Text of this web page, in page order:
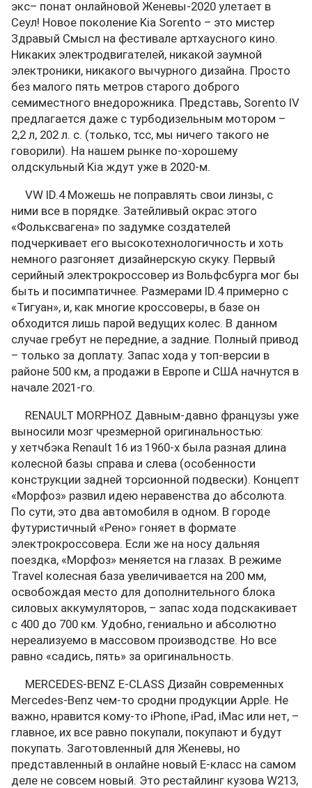
экс– понат онлайновой Женевы-2020 улетает в
Сеул! Новое поколение Kia Sorento – это мистер
Здравый Смысл на фестивале артхаусного кино.
Никаких электродвигателей, никакой заумной
электроники, никакого вычурного дизайна. Просто
без малого пять метров старого доброго
семиместного внедорожника. Представь, Sorento IV
предлагается даже с турбодизельным мотором –
2,2 л, 202 л. с. (только, тсс, мы ничего такого не
говорили). На нашем рынке по-хорошему
олдскульный Kia ждут уже в 2020-м.
VW ID.4 Можешь не поправлять свои линзы, с
ними все в порядке. Затейливый окрас этого
«Фольксвагена» по задумке создателей
подчеркивает его высокотехнологичность и хоть
немного разгоняет дизайнерскую скуку. Первый
серийный электрокроссовер из Вольфсбурга мог бы
быть и посимпатичнее. Размерами ID.4 примерно с
«Тигуан», и, как многие кроссоверы, в базе он
обходится лишь парой ведущих колес. В данном
случае гребут не передние, а задние. Полный привод
– только за доплату. Запас хода у топ-версии в
районе 500 км, а продажи в Европе и США начнутся в
начале 2021-го.
RENAULT MORPHOZ Давным-давно французы уже
выносили мозг чрезмерной оригинальностью:
у хетчбэка Renault 16 из 1960-х была разная длина
колесной базы справа и слева (особенности
конструкции задней торсионной подвески). Концепт
«Морфоз» развил идею неравенства до абсолюта.
По сути, это два автомобиля в одном. В городе
футуристичный «Рено» гоняет в формате
электрокроссовера. Если же на носу дальняя
поездка, «Морфоз» меняется на глазах. В режиме
Travel колесная база увеличивается на 200 мм,
освобождая место для дополнительного блока
силовых аккумуляторов, – запас хода подскакивает
с 400 до 700 км. Удобно, гениально и абсолютно
нереализуемо в массовом производстве. Но все
равно «садись, пять» за оригинальность.
MERCEDES-BENZ E-CLASS Дизайн современных
Mercedes-Benz чем-то сродни продукции Apple. Не
важно, нравится кому-то iPhone, iPad, iMac или нет, –
главное, их все равно покупали, покупают и будут
покупать. Заготовленный для Женевы, но
представленный в онлайне новый Е-класс на самом
деле не совсем новый. Это рестайлинг кузова W213,